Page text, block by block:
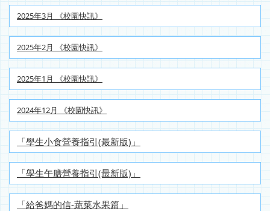
2025年3月 《校園快訊》
2025年2月 《校園快訊》
2025年1月 《校園快訊》
2024年12月 《校園快訊》
「學生小食營養指引(最新版)」
「學生午膳營養指引(最新版)」
「給爸媽的信-蔬菜水果篇」